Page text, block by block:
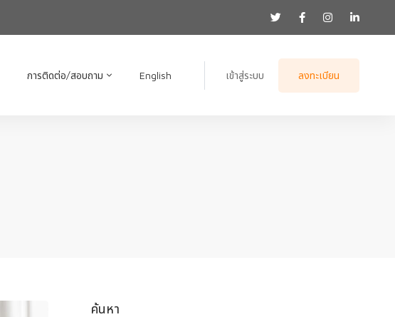
การติดต่อ/สอบถาม English เข้าสู่ระบบ ลงทะเบียน
ค้นหา